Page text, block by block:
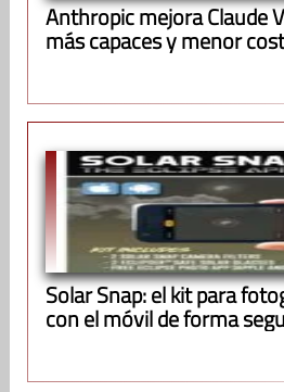
Anthropic mejora Claude
más capaces y menor
Solar Snap: el kit para
con el móvil de forma